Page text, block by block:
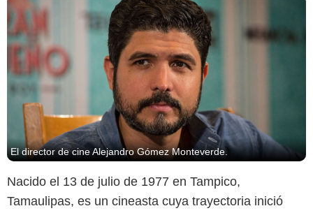
El director de cine Alejandro Gómez Monteverde.
Nacido el 13 de julio de 1977 en Tampico,
Tamaulipas, es un cineasta cuya trayectoria inició